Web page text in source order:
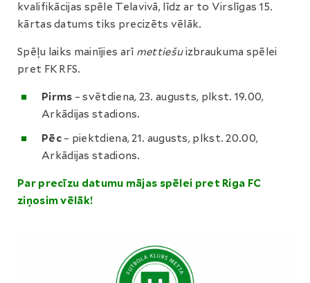
kvalifikācijas spēle Telavivā, līdz ar to Virslīgas 15.
kārtas datums tiks precizēts vēlāk.
Spēļu laiks mainījies arī mettiešuizbraukuma spēlei
pret FK RFS.
Pirms – svētdiena, 23. augusts, plkst. 19.00,
Arkādijas stadions.
Pēc– piektdiena, 21. augusts, plkst. 20.00,
Arkādijas stadions.
Par precīzu datumu mājas spēlei pret Riga FC
ziņosim vēlāk!